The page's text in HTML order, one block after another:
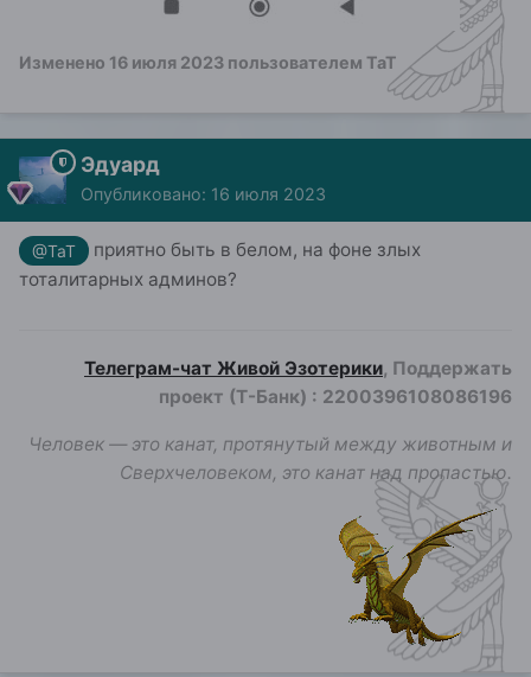
Изменено 16 июля 2023 пользователем ТаТ
Эдуард
Опубликовано: 16 июля 2023
@ТаТ
приятно быть в белом, на фоне злых
тоталитарных админов?
Телеграм-чат Живой Эзотерики, Поддержать
проект (Т-Банк) : 2200396108086196
Человек — это канат, протянутый между животным и
Сверхчеловеком, это канат над пропастью.